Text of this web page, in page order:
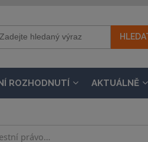
ROZHODNUTÍ AKTUÁLNĚ